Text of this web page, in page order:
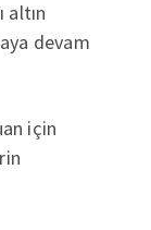
devam
için